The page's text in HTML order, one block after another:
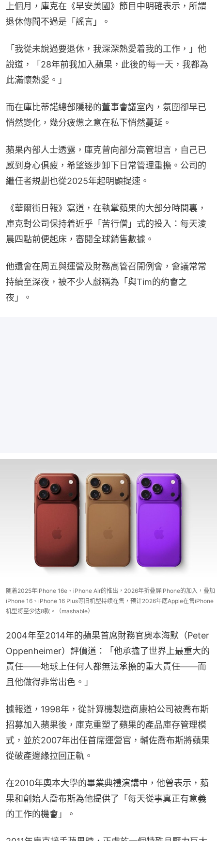
上個月，庫克在《早安美國》節目中明確表示，所謂
退休傳聞不過是「謠言」。
「我從未說過要退休，我深深熱愛着我的工作，」他
說道，「28年前我加入蘋果，此後的每一天，我都為
此滿懷熱愛。」
而在庫比蒂諾總部隱秘的董事會議室內，氛圍卻早已
悄然變化，幾分疲憊之意在私下悄然蔓延。
蘋果內部人士透露，庫克曾向部分高管坦言，自己已
感到身心俱疲，希望逐步卸下日常管理重擔。公司的
繼任者規劃也從2025年起明顯提速。
《華爾街日報》寫道，在執掌蘋果的大部分時間裏，
庫克對公司保持着近乎「苦行僧」式的投入：每天淩
晨四點前便起床，審閱全球銷售數據。
他還會在周五與運營及財務高管召開例會，會議常常
持續至深夜，被不少人戲稱為「與Tim的約會之
夜」。
随着2025年iPhone 16e、iPhone Air的推出，2026年折叠屏iPhone的加入，叠加
iPhone 16、iPhone 16 Plus等旧机型持续在售，预计2026年底Apple在售iPhone
机型将至少达8款。（mashable）
2004年至2014年的蘋果首席財務官奧本海默（Peter
Oppenheimer）評價道：「他承擔了世界上最重大的
責任——地球上任何人都無法承擔的重大責任——而
且他做得非常出色。」
據報道，1998年，從計算機製造商康柏公司被喬布斯
招募加入蘋果後，庫克重塑了蘋果的產品庫存管理模
式，並於2007年出任首席運營官，輔佐喬布斯將蘋果
從破產邊緣拉回正軌。
在2010年奧本大學的畢業典禮演講中，他曾表示，蘋
果和創始人喬布斯為他提供了「每天從事真正有意義
的工作的機會」。